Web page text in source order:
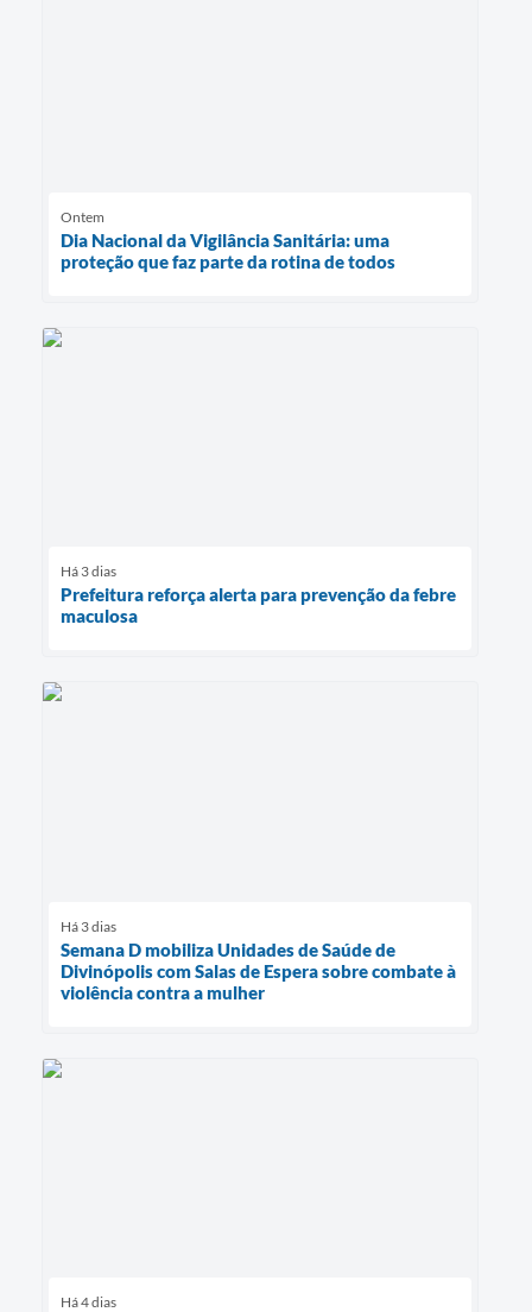
Ontem
Dia Nacional da Vigilância Sanitária: uma
proteção que faz parte da rotina de todos
Há 3 dias
Prefeitura reforça alerta para prevenção da febre
maculosa
Há 3 dias
Semana D mobiliza Unidades de Saúde de
Divinópolis com Salas de Espera sobre combate à
violência contra a mulher
Há 4 dias